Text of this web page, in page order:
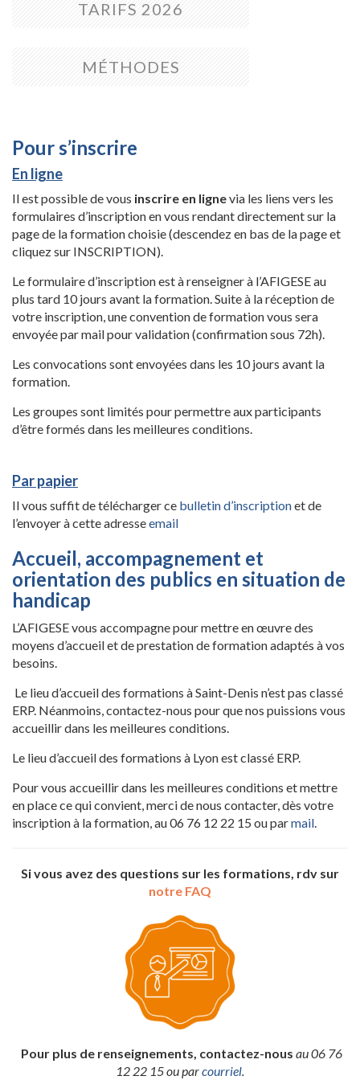
TARIFS 2026
MÉTHODES
Pour s’inscrire
En ligne
Il est possible de vous inscrire en lignevia les liens vers les
formulaires d’inscription en vous rendant directement sur la
page de la formation choisie (descendez en bas de la page et
cliquez sur INSCRIPTION).
Le formulaire d’inscription est à renseigner à l’AFIGESE au
plus tard 10 jours avant la formation. Suite à la réception de
votre inscription, une convention de formation vous sera
envoyée par mail pour validation (confirmation sous 72h).
Les convocations sont envoyées dans les 10 jours avant la
formation.
Les groupes sont limités pour permettre aux participants
d’être formés dans les meilleures conditions.
Par papier
Il vous suffit de télécharger ce bulletin d’inscriptionet de
l’envoyer à cette adresseemail
Accueil, accompagnement et
orientation des publics en situation de
handicap
L’AFIGESE vous accompagne pour mettre en œuvre des
moyens d’accueil et de prestation de formation adaptés à vos
besoins.
Le lieu d’accueil des formations à Saint-Denis n’est pas classé
ERP. Néanmoins, contactez-nous pour que nos puissions vous
accueillir dans les meilleures conditions.
Le lieu d’accueil des formations à Lyon est classé ERP.
Pour vous accueillir dans les meilleures conditions et mettre
en place ce qui convient, merci de nous contacter, dès votre
inscription à la formation, au 06 76 12 22 15 ou parmail.
Si vous avez des questions sur les formations, rdv sur
notre FAQ
Pour plus de renseignements, contactez-nous au 06 76
12 22 15 ou parcourriel.